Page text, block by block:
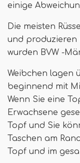
einige
Die meisten
und produzieren
wurden BVW -
Weibchen lagen
beginnend mit
Wenn Sie eine
Erwachsene
Topf und Sie
Taschen am
Topf und im